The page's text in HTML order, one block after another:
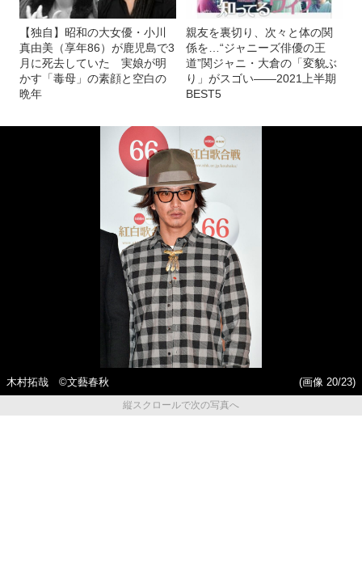
【独自】昭和の大女優・小川
真由美（享年86）が鹿児島で3
月に死去していた 実娘が明
かす「毒母」の素顔と空白の
晩年
親友を裏切り、次々と体の関
係を…“ジャニーズ俳優の王
道”関ジャニ・大倉の「変貌ぶ
り」がスゴい――2021上半期
BEST5
木村拓哉 ©文藝春秋
(画像 20/23)
縦スクロールで次の写真へ